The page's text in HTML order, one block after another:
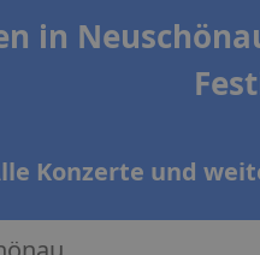
in
Konzerte und